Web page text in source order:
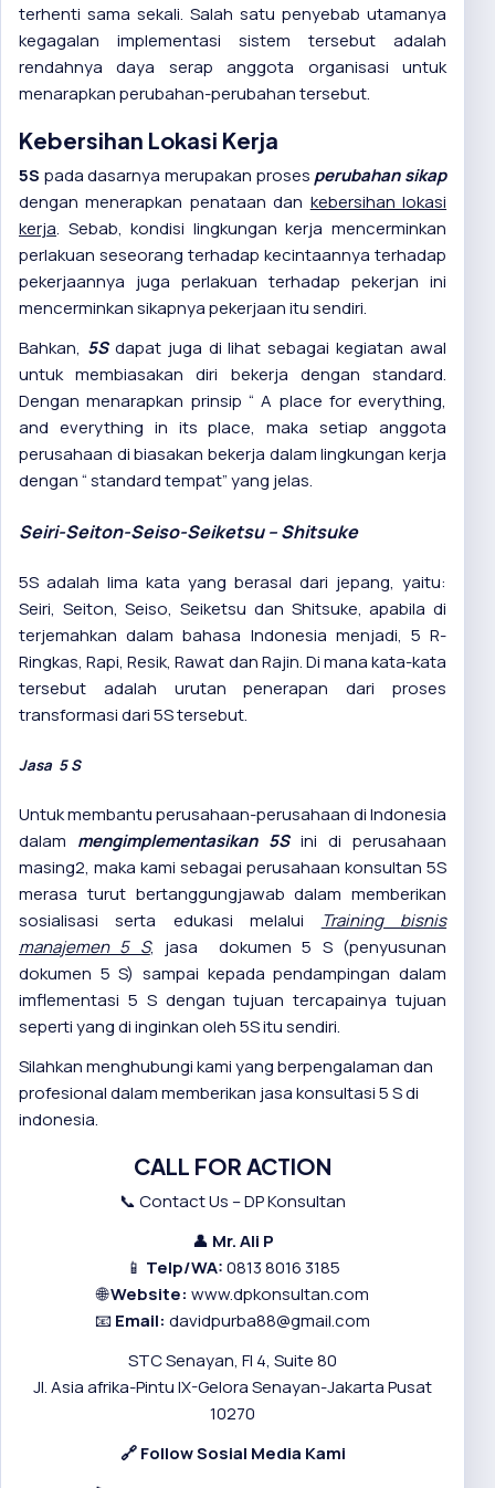
terhenti sama sekali. Salah satu penyebab utamanya
kegagalan implementasi sistem tersebut adalah
rendahnya daya serap anggota organisasi untuk
menarapkan perubahan-perubahan tersebut.
Kebersihan Lokasi Kerja
5S pada dasarnya merupakan proses perubahan sikap
dengan menerapkan penataan dan kebersihan lokasi
kerja. Sebab, kondisi lingkungan kerja mencerminkan
perlakuan seseorang terhadap kecintaannya terhadap
pekerjaannya juga perlakuan terhadap pekerjan ini
mencerminkan sikapnya pekerjaan itu sendiri.
Bahkan, 5S dapat juga di lihat sebagai kegiatan awal
untuk membiasakan diri bekerja dengan standard.
Dengan menarapkan prinsip “ A place for everything,
and everything in its place, maka setiap anggota
perusahaan di biasakan bekerja dalam lingkungan kerja
dengan “ standard tempat” yang jelas.
Seiri-Seiton-Seiso-Seiketsu – Shitsuke
5S adalah lima kata yang berasal dari jepang, yaitu:
Seiri, Seiton, Seiso, Seiketsu dan Shitsuke, apabila di
terjemahkan dalam bahasa Indonesia menjadi, 5 R-
Ringkas, Rapi, Resik, Rawat dan Rajin. Di mana kata-kata
tersebut adalah urutan penerapan dari proses
transformasi dari 5S tersebut.
Jasa 5 S
Untuk membantu perusahaan-perusahaan di Indonesia
dalam mengimplementasikan 5Sini di perusahaan
masing2, maka kami sebagai perusahaan konsultan 5S
merasa turut bertanggungjawab dalam memberikan
sosialisasi serta edukasi melalui
Training bisnis
manajemen 5 S, jasa dokumen 5 S (penyusunan
dokumen 5 S) sampai kepada pendampingan dalam
imflementasi 5 S dengan tujuan tercapainya tujuan
seperti yang di inginkan oleh 5S itu sendiri.
Silahkan menghubungi kami yang berpengalaman dan
profesional dalam memberikan jasa konsultasi 5 S di
indonesia.
CALL FOR ACTION
📞 Contact Us – DP Konsultan
👤 Mr. Ali P
📱 Telp/WA:0813 8016 3185
🌐Website: www.dpkonsultan.com
📧 Email: davidpurba88@gmail.com
STC Senayan, Fl 4, Suite 80
Jl. Asia afrika-Pintu IX-Gelora Senayan-Jakarta Pusat
10270
🔗 Follow Sosial Media Kami